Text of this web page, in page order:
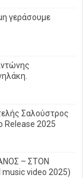
γεράσουμε
Σαλούστρος
Release 2025
– ΣΤΟΝ
video 2025)